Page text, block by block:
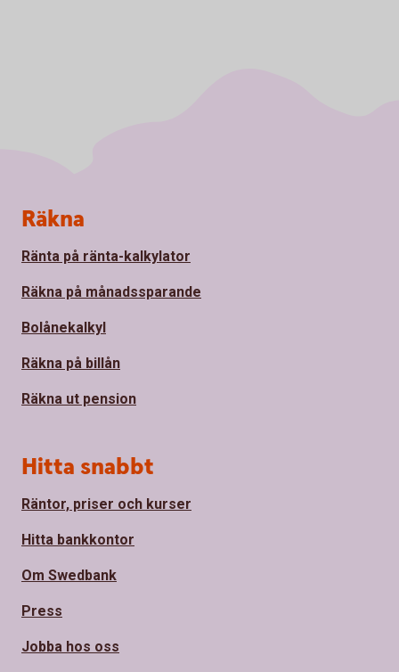
Sidfot
Räkna
Ränta på ränta-kalkylator
Räkna på månadssparande
Bolånekalkyl
Räkna på billån
Räkna ut pension
Hitta snabbt
Räntor, priser och kurser
Hitta bankkontor
Om Swedbank
Press
Jobba hos oss